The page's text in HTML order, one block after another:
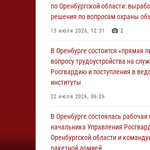
28 июля 2026, 09:41 1
Росгвардейцы обеспечили
27 июля 2026, 14:36 2
Росгвардейцы предотвратили
спасен мужчина в тяжелой
Росгвардейцы Оренбургской
проверили готовность детских
образовательных учреждений к
по Оренбургской области:
решения по вопросам охраны
13 июля 2026, 12:31 2
В Оренбурге состоится «прямая
вопросу трудоустройства на
Росгвардию и поступления в
институты
22 июля 2026, 06:26
В Оренбурге состоялась рабочая
начальника Управления
Оренбургской области и
ракетной армией